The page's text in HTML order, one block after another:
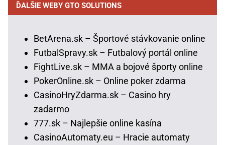
ĎALŠIE WEBY GTO SOLUTIONS
BetArena.sk – Športové stávkovanie online
FutbalSpravy.sk – Futbalový portál online
FightLive.sk – MMA a bojové športy online
PokerOnline.sk – Online poker zdarma
CasinoHryZdarma.sk – Casino hry
zadarmo
777.sk – Najlepšie online kasína
CasinoAutomaty.eu – Hracie automaty